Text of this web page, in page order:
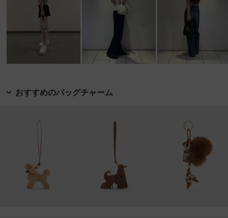
おすすめのバッグチャーム